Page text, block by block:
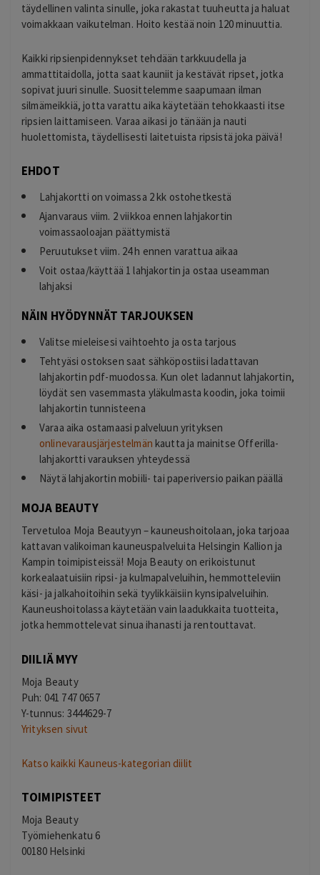
täydellinen valinta sinulle, joka rakastat tuuheutta ja haluat
voimakkaan vaikutelman. Hoito kestää noin 120 minuuttia.
Kaikki ripsienpidennykset tehdään tarkkuudella ja
ammattitaidolla, jotta saat kauniit ja kestävät ripset, jotka
sopivat juuri sinulle. Suosittelemme saapumaan ilman
silmämeikkiä, jotta varattu aika käytetään tehokkaasti itse
ripsien laittamiseen. Varaa aikasi jo tänään ja nauti
huolettomista, täydellisesti laitetuista ripsistä joka päivä!
EHDOT
Lahjakortti on voimassa 2 kk ostohetkestä
Ajanvaraus viim. 2 viikkoa ennen lahjakortin
voimassaoloajan päättymistä
Peruutukset viim. 24 h ennen varattua aikaa
Voit ostaa/käyttää 1 lahjakortin ja ostaa useamman
lahjaksi
NÄIN HYÖDYNNÄT TARJOUKSEN
Valitse mieleisesi vaihtoehto ja osta tarjous
Tehtyäsi ostoksen saat sähköpostiisi ladattavan
lahjakortin pdf-muodossa. Kun olet ladannut lahjakortin,
löydät sen vasemmasta yläkulmasta koodin, joka toimii
lahjakortin tunnisteena
Varaa aika ostamaasi palveluun yrityksen
onlinevarausjärjestelmän kautta ja mainitse Offerilla-
lahjakortti varauksen yhteydessä
Näytä lahjakortin mobiili- tai paperiversio paikan päällä
MOJA BEAUTY
Tervetuloa Moja Beautyyn – kauneushoitolaan, joka tarjoaa
kattavan valikoiman kauneuspalveluita Helsingin Kallion ja
Kampin toimipisteissä! Moja Beauty on erikoistunut
korkealaatuisiin ripsi- ja kulmapalveluihin, hemmotteleviin
käsi- ja jalkahoitoihin sekä tyylikkäisiin kynsipalveluihin.
Kauneushoitolassa käytetään vain laadukkaita tuotteita,
jotka hemmottelevat sinua ihanasti ja rentouttavat.
DIILIÄ MYY
Moja Beauty
Puh: 041 747 0657
Y-tunnus: 3444629-7
Yrityksen sivut
Katso kaikki Kauneus-kategorian diilit
TOIMIPISTEET
Moja Beauty
Työmiehenkatu 6
00180 Helsinki